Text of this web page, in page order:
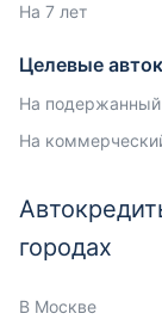
На 7 лет
Целевые
На подержанный
На
городах
В Москве